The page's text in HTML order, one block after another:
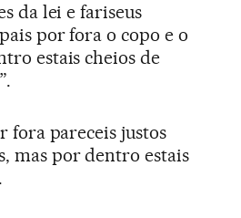
da lei e fariseus
por fora o copo e o
estais cheios de
fora pareceis justos
mas por dentro estais